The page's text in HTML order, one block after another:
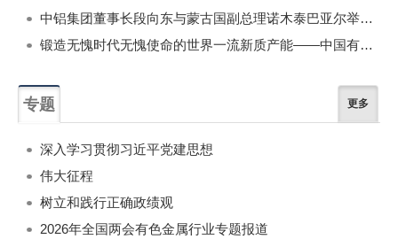
中铝集团董事长段向东与蒙古国副总理诺木泰巴亚尔举行会谈
锻造无愧时代无愧使命的世界一流新质产能——中国有色金属工业的战略应对与破局之道（二）
专题 更多
深入学习贯彻习近平党建思想
伟大征程
树立和践行正确政绩观
2026年全国两会有色金属行业专题报道